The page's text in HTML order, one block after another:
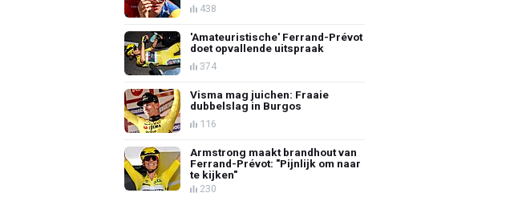
438
'Amateuristische' Ferrand-Prévot
doet opvallende uitspraak
374
Visma mag juichen: Fraaie
dubbelslag in Burgos
116
Armstrong maakt brandhout van
Ferrand-Prévot: "Pijnlijk om naar
te kijken"
230